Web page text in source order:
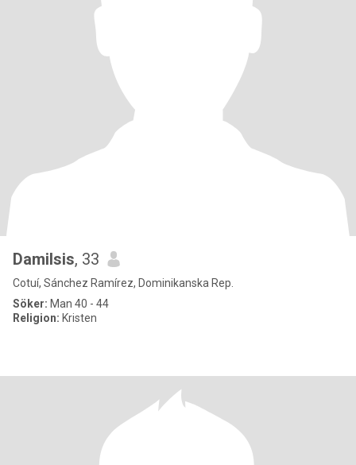
Damilsis, 33
Cotuí, Sánchez Ramírez, Dominikanska Rep.
Söker: Man 40 - 44
Religion: Kristen